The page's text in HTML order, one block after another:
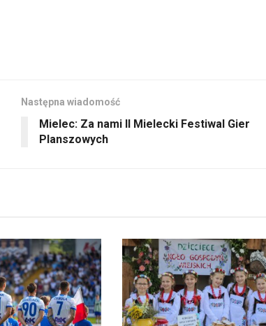
Następna wiadomość
Mielec: Za nami II Mielecki Festiwal Gier
Planszowych